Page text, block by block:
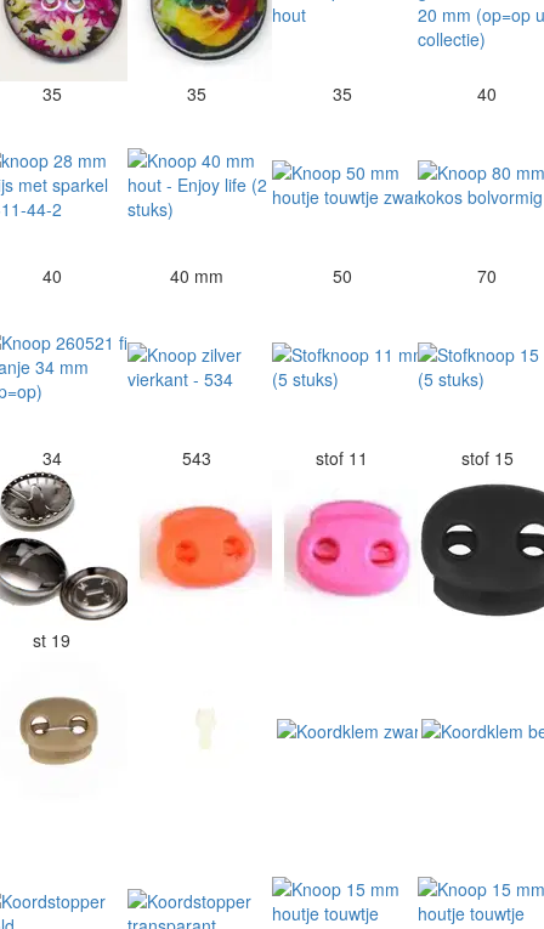
35 35 35 40
40 40 mm 50 70
34 543 stof 11 stof 15
st 19